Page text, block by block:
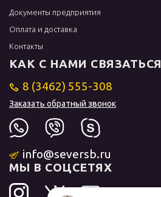
Документы предприятия
Оплата и доставка
Контакты
КАК С НАМИ СВЯЗАТЬСЯ
8 (3462) 555-308
Заказать обратный звонок
info@seversb.ru
МЫ В СОЦСЕТЯХ